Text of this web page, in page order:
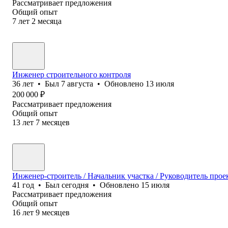
Рассматривает предложения
Общий опыт
7 лет 2 месяца
Инженер строительного контроля
36 лет • Был 7 августа • Обновлено 13 июля
200 000 ₽
Рассматривает предложения
Общий опыт
13 лет 7 месяцев
Инженер-строитель / Начальник участка / Руководитель
41 год • Был сегодня • Обновлено 15 июля
Рассматривает предложения
Общий опыт
16 лет 9 месяцев